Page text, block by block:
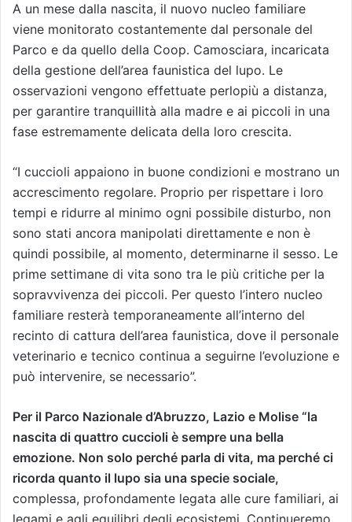
A un mese dalla nascita, il nuovo nucleo familiare
viene monitorato costantemente dal personale del
Parco e da quello della Coop. Camosciara, incaricata
della gestione dell’area faunistica del lupo. Le
osservazioni vengono effettuate perlopiù a distanza,
per garantire tranquillità alla madre e ai piccoli in una
fase estremamente delicata della loro crescita.
“I cuccioli appaiono in buone condizioni e mostrano un
accrescimento regolare. Proprio per rispettare i loro
tempi e ridurre al minimo ogni possibile disturbo, non
sono stati ancora manipolati direttamente e non è
quindi possibile, al momento, determinarne il sesso. Le
prime settimane di vita sono tra le più critiche per la
sopravvivenza dei piccoli. Per questo l’intero nucleo
familiare resterà temporaneamente all’interno del
recinto di cattura dell’area faunistica, dove il personale
veterinario e tecnico continua a seguirne l’evoluzione e
può intervenire, se necessario”.
Per il Parco Nazionale d’Abruzzo, Lazio e Molise “la
nascita di quattro cuccioli è sempre una bella
emozione. Non solo perché parla di vita, ma perché ci
ricorda quanto il lupo sia una specie sociale,
complessa, profondamente legata alle cure familiari, ai